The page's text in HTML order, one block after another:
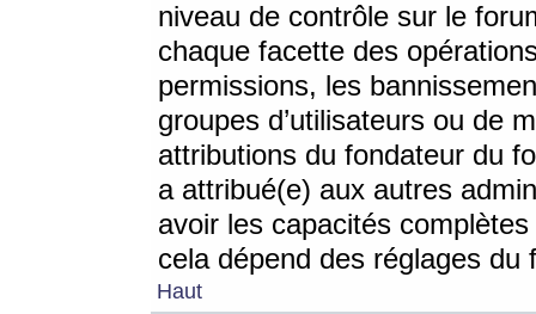
niveau de contrôle sur le
chaque facette des
permissions, les
groupes d’utilisateurs ou de
attributions du fondateur du
a attribué(e) aux autres
avoir les capacités
cela dépend des réglages du
Haut